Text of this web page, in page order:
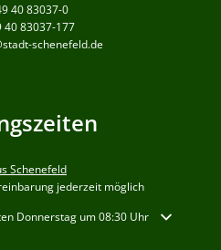
40 83037-0
40 83037-177
schenefeld.de
Schenefeld
jederzeit möglich
oder Schließzeiten auszublenden
Donnerstag um 08:30 Uhr